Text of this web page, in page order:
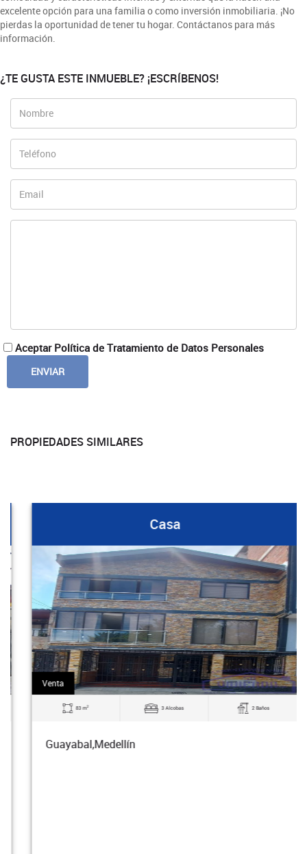
excelente opción para una familia o como inversión inmobiliaria. ¡No
pierdas la oportunidad de tener tu hogar. Contáctanos para más
información.
¿TE GUSTA ESTE INMUEBLE? ¡ESCRÍBENOS!
Aceptar Política de Tratamiento de Datos Personales
PROPIEDADES SIMILARES
Casa
Venta
83 m 2 3 Alcobas 2 Baños
Guayabal,Medellín